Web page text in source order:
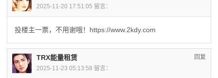
2025-11-20 17:51:05 留言：
投楼主一票，不用谢哦！https://www.2kdy.com
TRX能量租赁
2025-11-23 05:13:58 留言：
回复